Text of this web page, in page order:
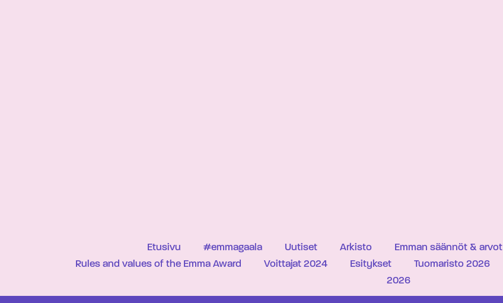
Etusivu #emmagaala Uutiset Arkisto Emman säännöt & arvot
Rules and values of the Emma Award
Voittajat 2024 Esitykset Tuomaristo 2026
2026